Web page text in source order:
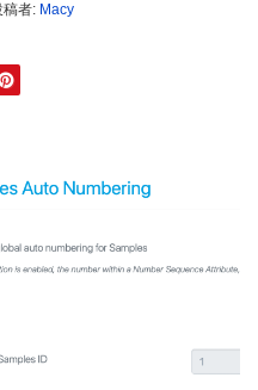
稿者: Macy